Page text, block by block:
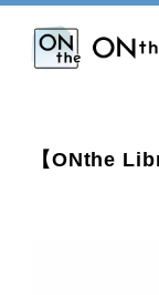
【ONthe